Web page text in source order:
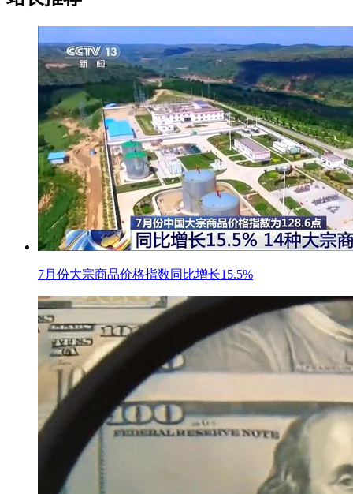
7月份大宗商品价格指数同比增长15.5%